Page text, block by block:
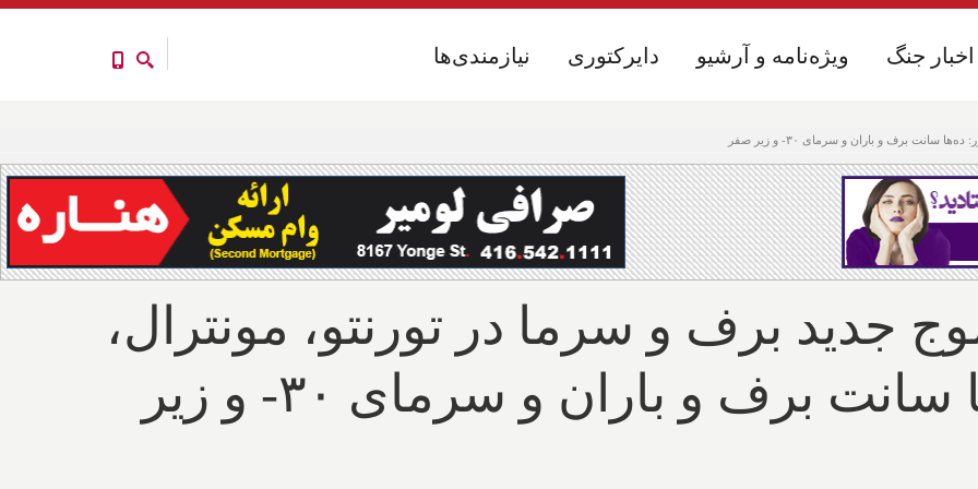
برف و باران و سرمای ۳۰- و زیر صفر
نیازمندی‌ها دایرکتوری ویژه‌نامه و آرشیو اخبار جنگ نیازمندی‌ها دایرکتوری ویژه‌نامه و آرشیو اخبار جنگ
جدید برف و سرما در تورنتو، مونترال،
کبک و ونکوور: ده‌ها سانت برف و باران و سرمای ۳۰- و زیر